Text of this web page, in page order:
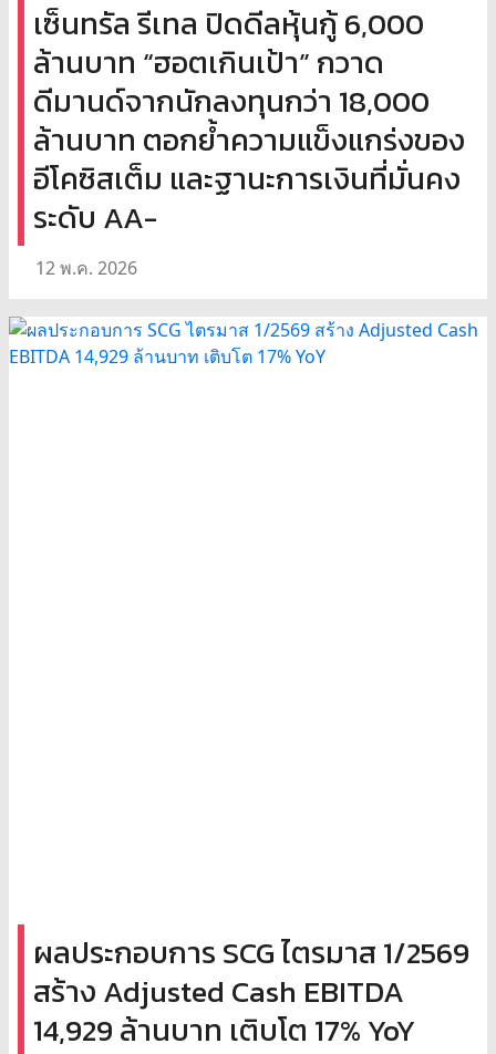
เซ็นทรัล รีเทล ปิดดีลหุ้นกู้ 6,000
ล้านบาท “ฮอตเกินเป้า” กวาด
ดีมานด์จากนักลงทุนกว่า 18,000
ล้านบาท ตอกย้ำความแข็งแกร่งของ
อีโคซิสเต็ม และฐานะการเงินที่มั่นคง
ระดับ AA-
12 พ.ค. 2026
ผลประกอบการ SCG ไตรมาส 1/2569
สร้าง Adjusted Cash EBITDA
14,929 ล้านบาท เติบโต 17% YoY